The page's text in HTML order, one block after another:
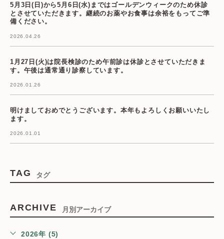
5月3日(日)から5月6日(水)まではゴールデンウィークのため休診
とさせていただきます。継続のお薬やお食事は余裕をもってご準
備ください。
2026.04.26
1月27日(火)は院長検診のため午前診は休診とさせていただきま
す。午後は通常通り診察しています。
2026.01.26
明けましておめでとうございます。本年もよろしくお願いいたし
ます。
2026.01.01
TAG タグ
ARCHIVE 月別アーカイブ
2026年 (5)